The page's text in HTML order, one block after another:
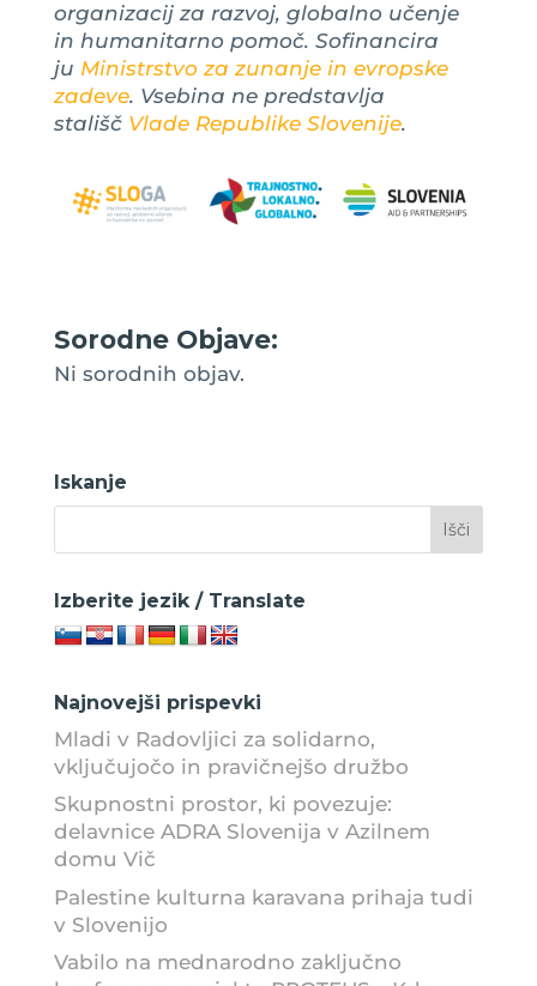
organizacij za razvoj, globalno učenje
in humanitarno pomoč. Sofinancira
ju Ministrstvo za zunanje in evropske
zadeve. Vsebina ne predstavlja
stališč Vlade Republike Slovenije.
Sorodne Objave:
Ni sorodnih objav.
Iskanje
Izberite jezik / Translate
Najnovejši prispevki
Mladi v Radovljici za solidarno,
vključujočo in pravičnejšo družbo
Skupnostni prostor, ki povezuje:
delavnice ADRA Slovenija v Azilnem
domu Vič
Palestine kulturna karavana prihaja tudi
v Slovenijo
Vabilo na mednarodno zaključno